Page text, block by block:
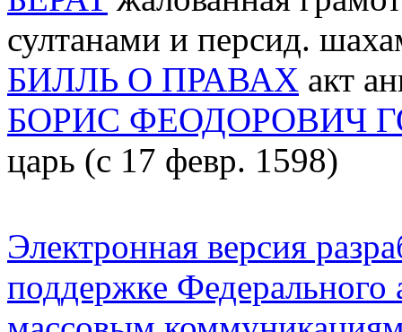
султанами и персид.
БИЛЛЬ О ПРАВАХ акт
БОРИС ФЕОДОРОВИЧ
царь (с 17 февр. 1598)
Электронная версия
поддержке Федерального